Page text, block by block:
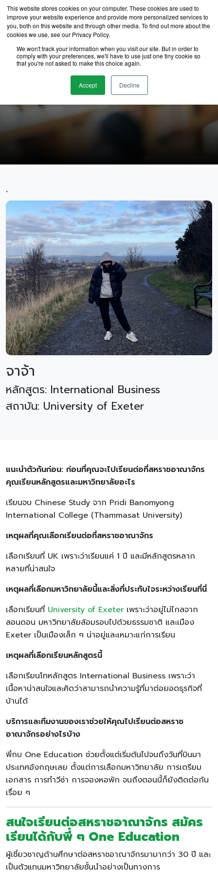
This website stores cookies on your computer. These cookies are used to
improve your website experience and provide more personalized services to
you, both on this website and through other media. To find out more about the
cookies we use, see our Privacy Policy.
We won't track your information when you visit our site. But in order to
comply with your preferences, we'll have to use just one tiny cookie so
that you're not asked to make this choice again.
Accept Decline
นักเรียนของเรา
`
จาจ้า
หลักสูตร: International Business
สถาบัน: University of Exeter
แนะนำตัวกันก่อน: ก่อนที่คุณจะไปเรียนต่อที่สหราชอาณาจักร
คุณเรียนหลักสูตรและมหาวิทยาลัยอะไร
เรียนจบ Chinese Study จาก Pridi Banomyong
International College (Thammasat University)
เหตุผลที่คุณเลือกเรียนต่อที่สหราชอาณาจักร
เลือกเรียนที่ UK เพราะว่าเรียนแค่ 1 ปี และมีหลักสูตรหลาก
หลายที่น่าสนใจ
เหตุผลที่เลือกมหาวิทยาลัยนี้และสิ่งที่ประทับใจระหว่างเรียนที่นี่
เลือกเรียนที่ University of Exeter เพราะว่าอยู่ไม่ไกลจาก
ลอนดอน มหาวิทยาลัยล้อมรอบไปด้วยธรรมชาติ และเมือง
Exeter เป็นเมืองเล็ก ๆ น่าอยู่และเหมาะแก่การเรียน
เหตุผลที่เลือกเรียนหลักสูตรนี้
เลือกเรียนโทหลักสูตร International Business เพราะว่า
เนื้อหาน่าสนใจและคิดว่าสามารถนำความรู้ที่มาต่อยอดธุรกิจที่
บ้านได้
บริการและทีมงานของเราช่วยให้คุณไปเรียนต่อสหราช
อาณาจักรอย่างไรบ้าง
พี่กบ One Education ช่วยตั้งแต่เริ่มต้นไปจนถึงวันที่บินมา
ประเทศอังกฤษเลย ตั้งแต่การเลือกมหาวิทยาลัย การเตรียม
เอกสาร การทำวีซ่า การจองหอพัก จนถึงตอนนี้ก็ยังติดต่อกัน
เรื่อย ๆ
สนใจเรียนต่อสหราชอาณาจักร สมัคร
เรียนได้กับพี่ ๆ One Education
ผู้เชี่ยวชาญด้านศึกษาต่อสหราชอาณาจักรมามากว่า 30 ปี และ
เป็นตัวแทนมหาวิทยาลัยชั้นนำอย่างเป็นทางการ